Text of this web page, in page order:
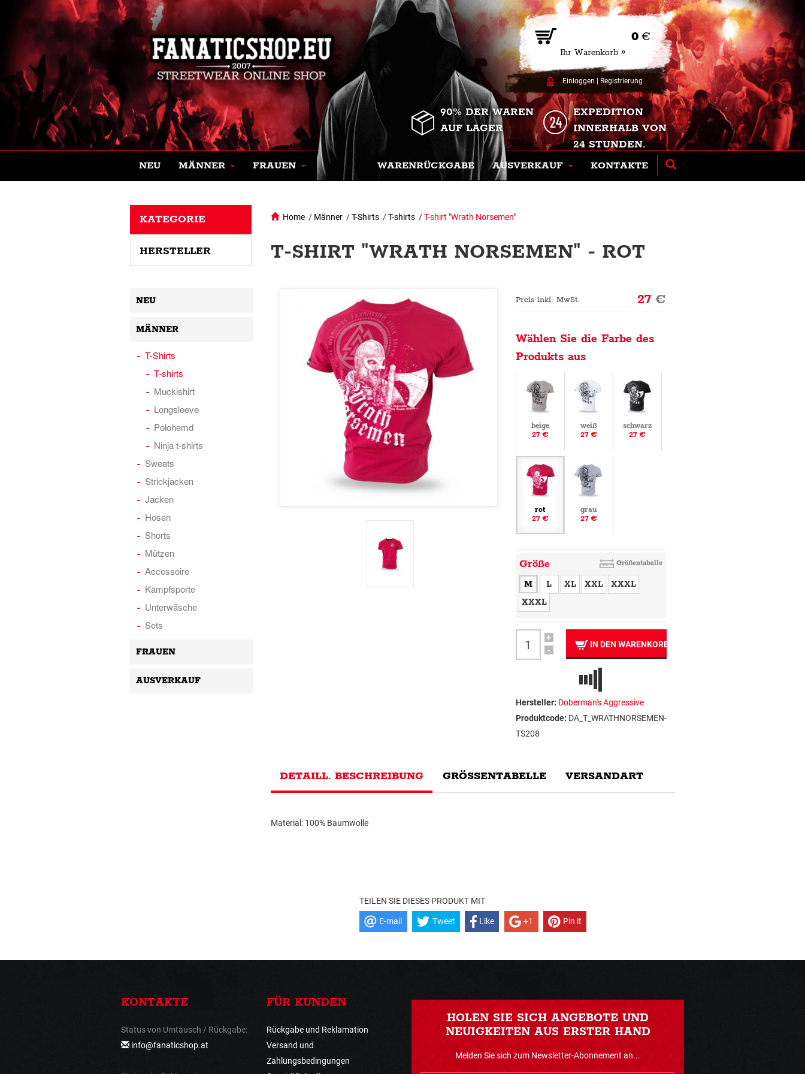
0 €
Ihr Warenkorb »
Einloggen Registrierung
90% DER WAREN
AUF LAGER
EXPEDITION
INNERHALB VON
24 STUNDEN.
NEU MÄNNER FRAUEN WARENRÜCKGABE AUSVERKAUF KONTAKTE
Home / Männer /T-Shirts /T-shirts /T-shirt "Wrath Norsemen"
T-SHIRT "WRATH NORSEMEN" - ROT
Preis inkl. MwSt. 27€
Wählen Sie die Farbe des
Produkts aus
beige
27 €
weiß
27 €
schwarz
27 €
rot
27 €
grau
27 €
Größe Größentabelle
M L XL XXL
XXXL
XXXL
+
-
IN DEN WARENKORB
Hersteller: Doberman's Aggressive
Produktcode: DA_T_WRATHNORSEMEN-
TS208
DETAILL. BESCHREIBUNG GRÖSSENTABELLE VERSANDART
Material: 100% Baumwolle
TEILEN SIE DIESES PRODUKT MIT
E-mail Tweet Like +1 Pin it
KATEGORIE
HERSTELLER
NEU
MÄNNER
T-Shirts
T-shirts
Muckishirt
Longsleeve
Polohemd
Ninja t-shirts
Sweats
Strickjacken
Jacken
Hosen
Shorts
Mützen
Accessoire
Kampfsporte
Unterwäsche
Sets
FRAUEN
AUSVERKAUF
KONTAKTE
Status von Umtausch / Rückgabe:
info@fanaticshop.at
FÜR KUNDEN
Rückgabe und Reklamation
Versand und
Zahlungsbedingungen
HOLEN SIE SICH ANGEBOTE UND
NEUIGKEITEN AUS ERSTER HAND
Melden Sie sich zum Newsletter-Abonnement an...